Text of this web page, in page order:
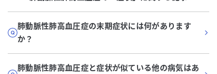
肺動脈性肺高血圧症の末期症状には何があります
か？
肺動脈性肺高血圧症と症状が似ている他の病気はあ